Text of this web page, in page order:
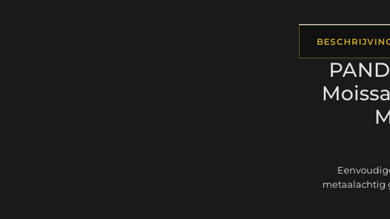
metaalachtig